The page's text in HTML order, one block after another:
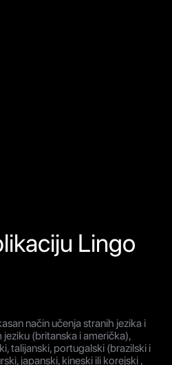
Lingo
način učenja stranih jezika i
(britanska i američka),
talijanski, portugalski (brazilski i
japanski, kineski ili korejski ,